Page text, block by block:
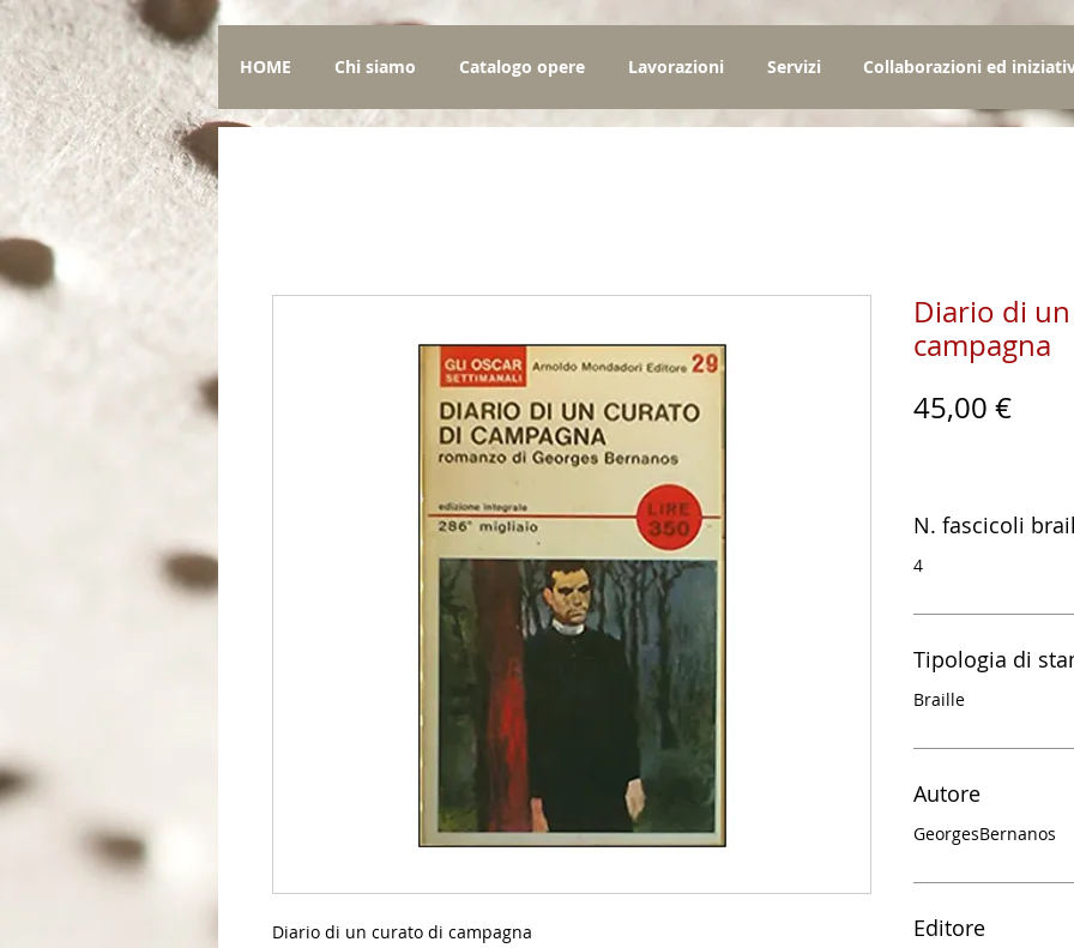
HOME Chi siamo Catalogo opere Lavorazioni Servizi Collaborazioni ed
Diario di un curato di campagna
Diario di
campagna
45,00 €
N. fascicoli
4
Tipologia di
Braille
Autore
GeorgesBernanos
Editore